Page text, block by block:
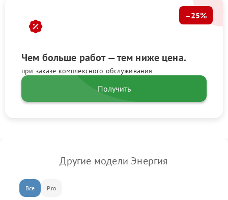
Чем больше работ — тем ниже цена.
при заказе комплексного обслуживания
–25%
Получить
Другие модели Энергия
Все Pro